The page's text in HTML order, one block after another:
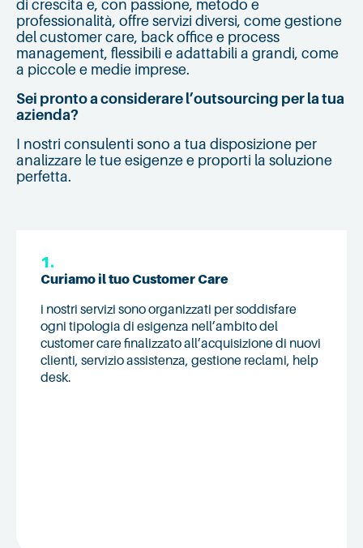
di crescita e, con passione, metodo e
professionalità, offre servizi diversi, come gestione
del customer care, back office e process
management, flessibili e adattabili a grandi, come
a piccole e medie imprese.
Sei pronto a considerare l’outsourcing per la tua
azienda?
I nostri consulenti sono a tua disposizione per
analizzare le tue esigenze e proporti la soluzione
perfetta.
1.
Curiamo il tuo Customer Care
i nostri servizi sono organizzati per soddisfare
ogni tipologia di esigenza nell’ambito del
customer care finalizzato all’acquisizione di nuovi
clienti, servizio assistenza, gestione reclami, help
desk.